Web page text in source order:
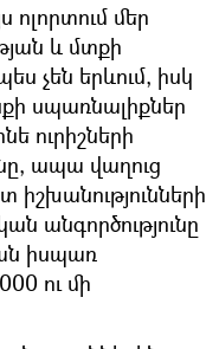
ոլորտում մեր
և մտքի
չեն երևում, իսկ
սպառնալիքներ
ուրիշների
ապա վաղուց
անգործությունը
իսպառ
ու մի